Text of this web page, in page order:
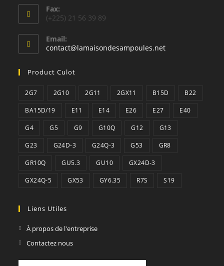
Fax:
(+225) 21 56 39 89
Email:
contact@lamaisondesampoules.netS’ouvre
Product Culot
2G7 2G10 2G11 2GX11 B15D B22
BA15D/19 E11 E14 E26 E27 E40
G4 G5 G9 G10Q G12 G13
G23 G24D-3 G24Q-3 G53 GR8
GR10Q GU5.3 GU10 GX24D-3
GX24Q-5 GX53 GY6.35 R7S S19
Liens Utiles
À propos de l'entreprise
Contactez nous